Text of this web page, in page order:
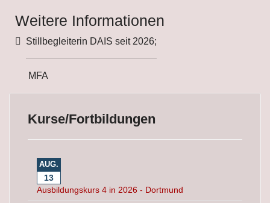
Weitere Informationen
Weitere Informationen
Stillbegleiterin DAIS seit 2026;
MFA
Kurse/Fortbildungen
AUG.
13
Ausbildungskurs 4 in 2026 - Dortmund